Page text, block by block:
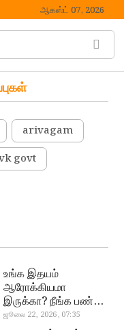
ஆகஸ்ட் 07, 2026
தேடல்
… M
arivagam
govt
உங்க இதயம்
ஆரோக்கியமா
இருக்கா? நீங்க பண்ண
வேண்டிய எளிய 5
ஜூலை 22, 2026, 07:35